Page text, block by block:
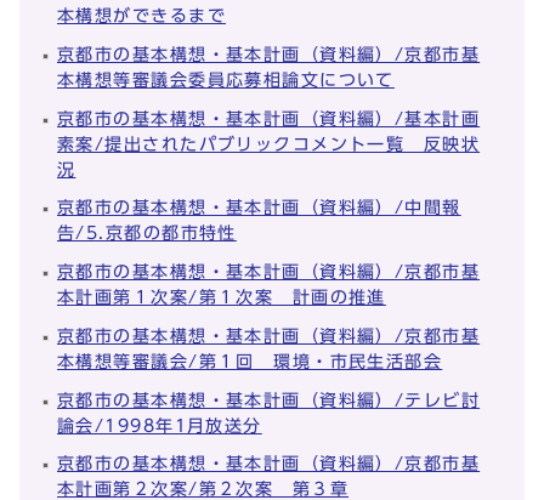
本構想ができるまで
京都市の基本構想・基本計画（資料編）/京都市基
本構想等審議会委員応募相論文について
京都市の基本構想・基本計画（資料編）/基本計画
素案/提出されたパブリックコメント一覧 反映状
況
京都市の基本構想・基本計画（資料編）/中間報
告/5.京都の都市特性
京都市の基本構想・基本計画（資料編）/京都市基
本計画第１次案/第１次案 計画の推進
京都市の基本構想・基本計画（資料編）/京都市基
本構想等審議会/第１回 環境・市民生活部会
京都市の基本構想・基本計画（資料編）/テレビ討
論会/1998年1月放送分
京都市の基本構想・基本計画（資料編）/京都市基
本計画第２次案/第２次案 第３章